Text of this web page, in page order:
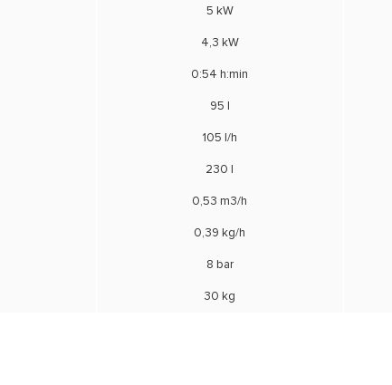
5 kW
4,3 kW
0:54 h:min
95 l
105 l/h
230 l
0,53 m3/h
0,39 kg/h
8 bar
30 kg